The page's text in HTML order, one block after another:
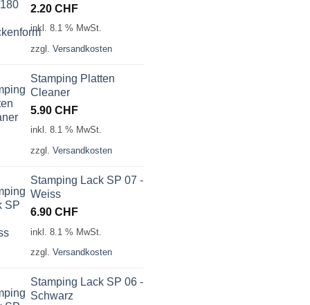
2.20 CHF
inkl. 8.1 % MwSt.
zzgl. Versandkosten
Stamping Platten
Cleaner
5.90 CHF
inkl. 8.1 % MwSt.
zzgl. Versandkosten
Stamping Lack SP 07 -
Weiss
6.90 CHF
inkl. 8.1 % MwSt.
zzgl. Versandkosten
Stamping Lack SP 06 -
Schwarz